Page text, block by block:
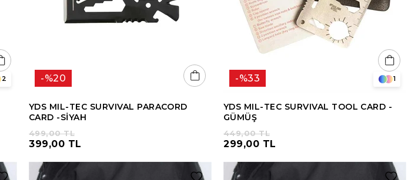
2
YDS MIL-TEC SURVIVAL PARACORD
CARD -SİYAH
%20
399,00 TL
499,00 TL
YDS MIL-TEC SURVIVAL TOOL CARD -
GÜMÜŞ
%33
299,00 TL
449,00 TL
1